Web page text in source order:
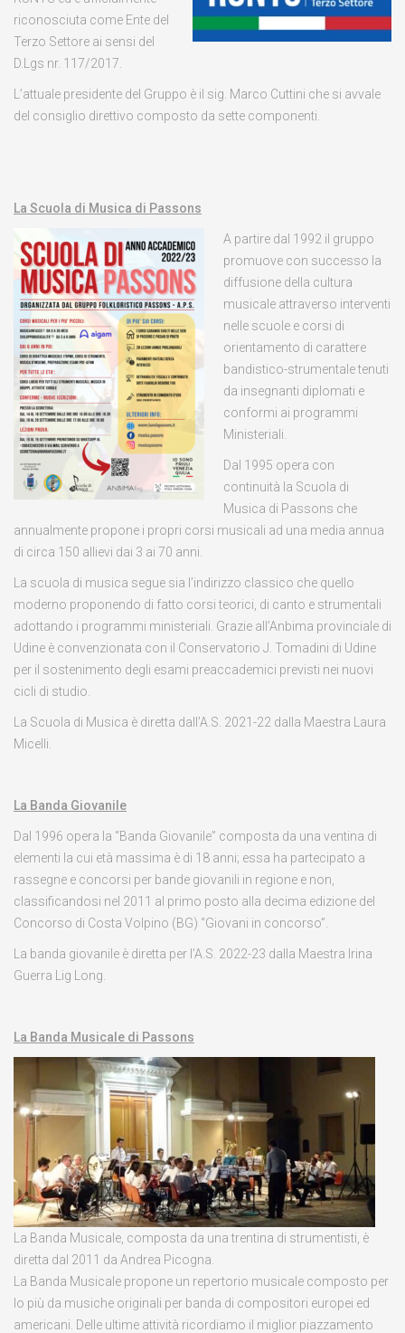
riconosciuta come Ente del
Terzo Settore ai sensi del
D.Lgs nr. 117/2017.
L’attuale presidente del Gruppo è il sig. Marco Cuttini che si avvale
del consiglio direttivo composto da sette componenti.
La Scuola di Musica di Passons
A partire dal 1992 il gruppo
promuove con successo la
diffusione della cultura
musicale attraverso interventi
nelle scuole e corsi di
orientamento di carattere
bandistico-strumentale tenuti
da insegnanti diplomati e
conformi ai programmi
Ministeriali.
Dal 1995 opera con
continuità la Scuola di
Musica di Passons che
annualmente propone i propri corsi musicali ad una media annua
di circa 150 allievi dai 3 ai 70 anni.
La scuola di musica segue sia l’indirizzo classico che quello
moderno proponendo di fatto corsi teorici, di canto e strumentali
adottando i programmi ministeriali. Grazie all’Anbima provinciale di
Udine è convenzionata con il Conservatorio J. Tomadini di Udine
per il sostenimento degli esami preaccademici previsti nei nuovi
cicli di studio.
La Scuola di Musica è diretta dall’A.S. 2021-22 dalla Maestra Laura
Micelli.
La Banda Giovanile
Dal 1996 opera la “Banda Giovanile” composta da una ventina di
elementi la cui età massima è di 18 anni; essa ha partecipato a
rassegne e concorsi per bande giovanili in regione e non,
classificandosi nel 2011 al primo posto alla decima edizione del
Concorso di Costa Volpino (BG) “Giovani in concorso”.
La banda giovanile è diretta per l’A.S. 2022-23 dalla Maestra Irina
Guerra Lig Long.
La Banda Musicale di Passons
La Banda Musicale, composta da una trentina di strumentisti, è
diretta dal 2011 da Andrea Picogna.
La Banda Musicale propone un repertorio musicale composto per
lo più da musiche originali per banda di compositori europei ed
americani. Delle ultime attività ricordiamo il miglior piazzamento